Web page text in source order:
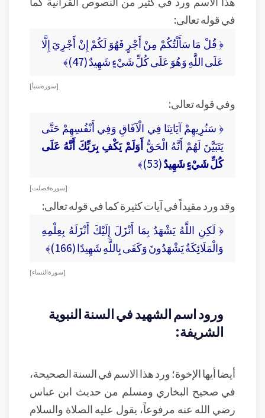
في قوله تعالى:
﴿ قُلْ مَا سَأَلْتُكُمْ مِنْ أَجْرٍ فَهُوَ لَكُمْ إِنْ أَجْرِيَ إِلَّا
عَلَى اللَّهِ وَهُوَ عَلَى كُلِّ شَيْءٍ شَهِيدٌ (47)﴾
[ سورة سبأ ]
وفي قوله تعالى:
﴿ سَنُرِيهِمْ آيَاتِنَا فِي الْآفَاقِ وَفِي أَنْفُسِهِمْ حَتَّى
يَتَبَيَّنَ لَهُمْ أَنَّهُ الْحَقُّ أَوَلَمْ يَكْفِ بِرَبِّكَ أَنَّهُ عَلَى
كُلِّ شَيْءٍ شَهِيدٌ(53)﴾
[ سورة فصلت ]
وقد ورد مقيداً في آيات كثيرة كما في قوله تعالى:
﴿ لَكِنِ اللَّهُ يَشْهَدُ بِمَا أَنْزَلَ إِلَيْكَ أَنْزَلَهُ بِعِلْمِهِ
وَالْمَلَائِكَةُ يَشْهَدُونَ وَكَفَى بِاللَّهِ شَهِيدًا (166)﴾
[ سورة النساء ]
ورود اسم الشهيد في السنة النبوية
الشريفة:
أيضا أيها الإخوة؛ ورد هذا الاسم في السنة الصحيحة،
في صحيح البخاري ومسلم من حديث ابن عباس
رضي الله عنه مرفوعاً، يقول عليه الصلاة والسلام